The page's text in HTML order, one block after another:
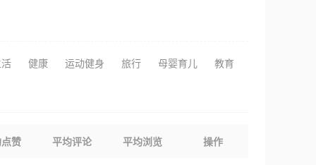
健康 运动健身 旅行 母婴育儿 教育
赞 平均评论 平均浏览 操作